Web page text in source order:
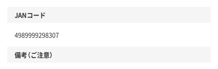
JANコード
4989999298307
備考（ご注意）